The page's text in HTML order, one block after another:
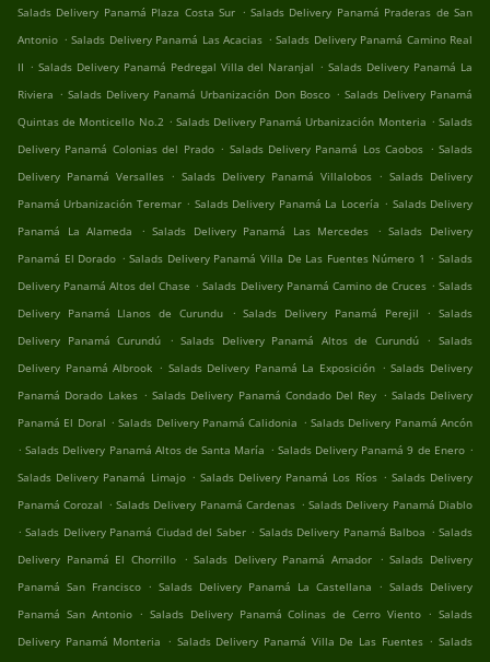
Salads Delivery Panamá Plaza Costa Sur . Salads Delivery Panamá Praderas de San
Antonio . Salads Delivery Panamá Las Acacias . Salads Delivery Panamá Camino Real
II . Salads Delivery Panamá Pedregal Villa del Naranjal . Salads Delivery Panamá La
Riviera . Salads Delivery Panamá Urbanización Don Bosco . Salads Delivery Panamá
Quintas de Monticello No.2 . Salads Delivery Panamá Urbanización Monteria . Salads
Delivery Panamá Colonias del Prado . Salads Delivery Panamá Los Caobos . Salads
Delivery Panamá Versalles . Salads Delivery Panamá Villalobos . Salads Delivery
Panamá Urbanización Teremar . Salads Delivery Panamá La Locería . Salads Delivery
Panamá La Alameda
. Salads Delivery Panamá Las Mercedes . Salads Delivery
Panamá El Dorado . Salads Delivery Panamá Villa De Las Fuentes Número 1 . Salads
Delivery Panamá Altos del Chase . Salads Delivery Panamá Camino de Cruces . Salads
Delivery Panamá Llanos de Curundu
. Salads Delivery Panamá Perejil . Salads
Delivery Panamá Curundú
. Salads Delivery Panamá Altos de Curundú . Salads
Delivery Panamá Albrook . Salads Delivery Panamá La Exposición . Salads Delivery
Panamá Dorado Lakes . Salads Delivery Panamá Condado Del Rey . Salads Delivery
Panamá El Doral . Salads Delivery Panamá Calidonia . Salads Delivery Panamá Ancón
. Salads Delivery Panamá Altos de Santa María . Salads Delivery Panamá 9 de Enero .
Salads Delivery Panamá Limajo . Salads Delivery Panamá Los Ríos . Salads Delivery
Panamá Corozal . Salads Delivery Panamá Cardenas . Salads Delivery Panamá Diablo
. Salads Delivery Panamá Ciudad del Saber . Salads Delivery Panamá Balboa . Salads
Delivery Panamá El Chorrillo . Salads Delivery Panamá Amador . Salads Delivery
Panamá San Francisco . Salads Delivery Panamá La Castellana . Salads Delivery
Panamá San Antonio . Salads Delivery Panamá Colinas de Cerro Viento . Salads
Delivery Panamá Monteria . Salads Delivery Panamá Villa De Las Fuentes . Salads